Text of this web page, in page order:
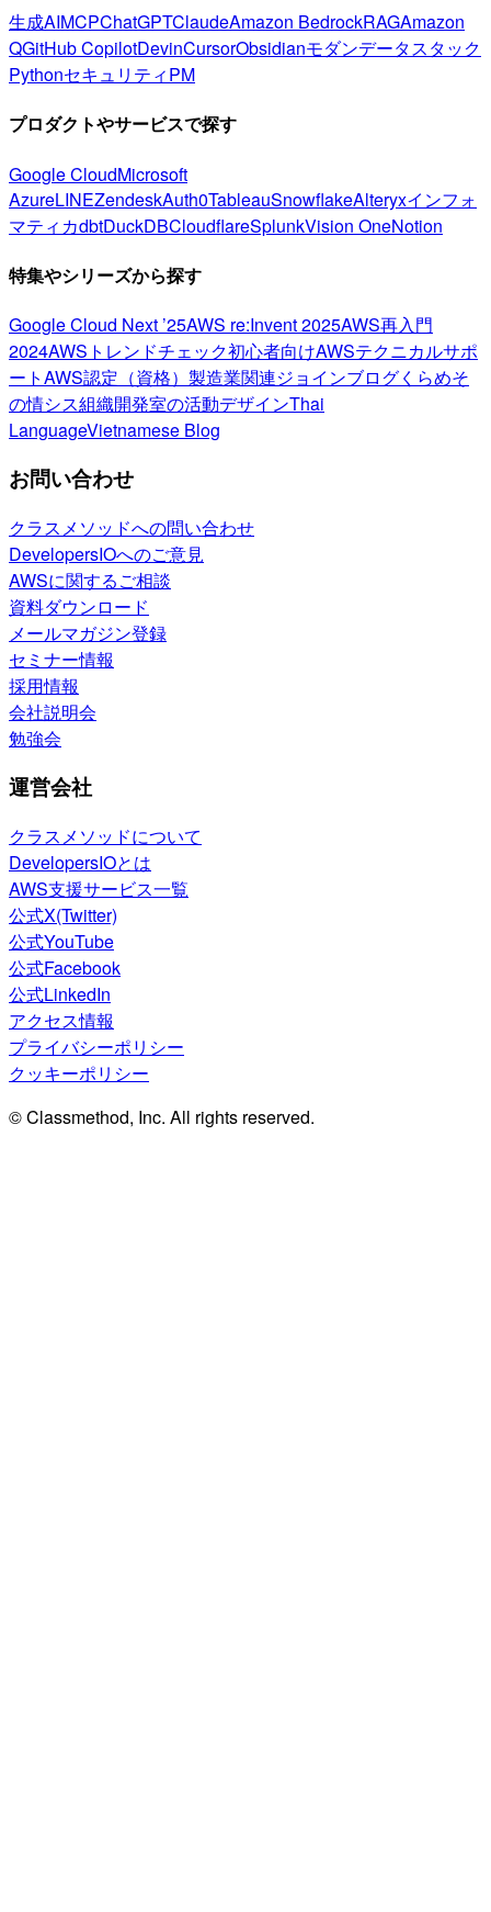
生成AIMCPChatGPTClaudeAmazon BedrockRAGAmazon
QGitHub CopilotDevinCursorObsidianモダンデータスタック
PythonセキュリティPM
プロダクトやサービスで探す
Google CloudMicrosoft
AzureLINEZendeskAuth0TableauSnowflakeAlteryxインフォ
マティカdbtDuckDBCloudflareSplunkVision OneNotion
特集やシリーズから探す
Google Cloud Next ’25AWS re:Invent 2025AWS再入門
2024AWSトレンドチェック初心者向けAWSテクニカルサポ
ートAWS認定（資格） 製造業関連ジョインブログくらめそ
の情シス組織開発室の活動デザインThai
LanguageVietnamese Blog
お問い合わせ
クラスメソッドへの問い合わせ
DevelopersIOへのご意見
AWSに関するご相談
資料ダウンロード
メールマガジン登録
セミナー情報
採用情報
会社説明会
勉強会
運営会社
クラスメソッドについて
DevelopersIOとは
AWS支援サービス一覧
公式X(Twitter)
公式YouTube
公式Facebook
公式LinkedIn
アクセス情報
プライバシーポリシー
クッキーポリシー
© Classmethod, Inc. All rights reserved.